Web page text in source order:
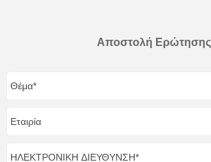
Αποστολή Ερώτησης